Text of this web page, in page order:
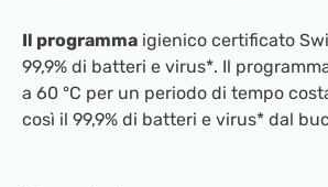
Il programma igienico certificato
99,9% di batteri e virus*. Il
a 60 °C per un periodo di tempo
così il 99,9% di batteri e virus* dal